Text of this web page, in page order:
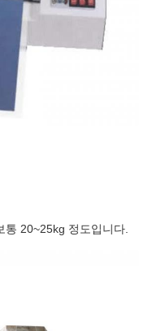
20~25kg 정도입니다.